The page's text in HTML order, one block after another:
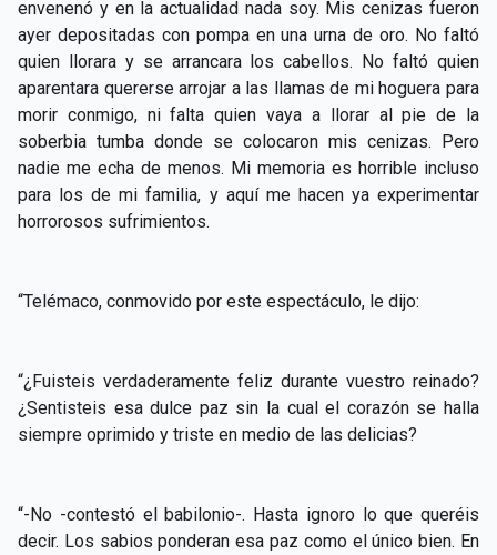
envenenó y en la actualidad nada soy. Mis cenizas fueron
ayer depositadas con pompa en una urna de oro. No faltó
quien llorara y se arrancara los cabellos. No faltó quien
aparentara quererse arrojar a las llamas de mi hoguera para
morir conmigo, ni falta quien vaya a llorar al pie de la
soberbia tumba donde se colocaron mis cenizas. Pero
nadie me echa de menos. Mi memoria es horrible incluso
para los de mi familia, y aquí me hacen ya experimentar
horrorosos sufrimientos.
“Telémaco, conmovido por este espectáculo, le dijo:
“¿Fuisteis verdaderamente feliz durante vuestro reinado?
¿Sentisteis esa dulce paz sin la cual el corazón se halla
siempre oprimido y triste en medio de las delicias?
“-No -contestó el babilonio-. Hasta ignoro lo que queréis
decir. Los sabios ponderan esa paz como el único bien. En